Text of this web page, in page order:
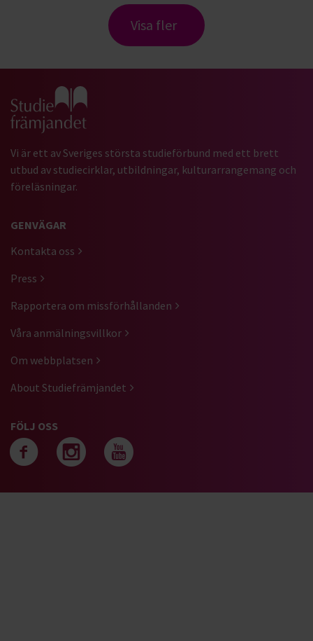
Visa fler
Gå till studiefrämjandets startsida
Vi är ett av Sveriges största studieförbund med ett brett
utbud av studiecirklar, utbildningar, kulturarrangemang och
föreläsningar.
GENVÄGAR
Kontakta oss
Press
Rapportera om missförhållanden
Våra anmälningsvillkor
Om webbplatsen
About Studiefrämjandet
FÖLJ OSS
Följ oss på facebook
Följ oss på
Följ oss på